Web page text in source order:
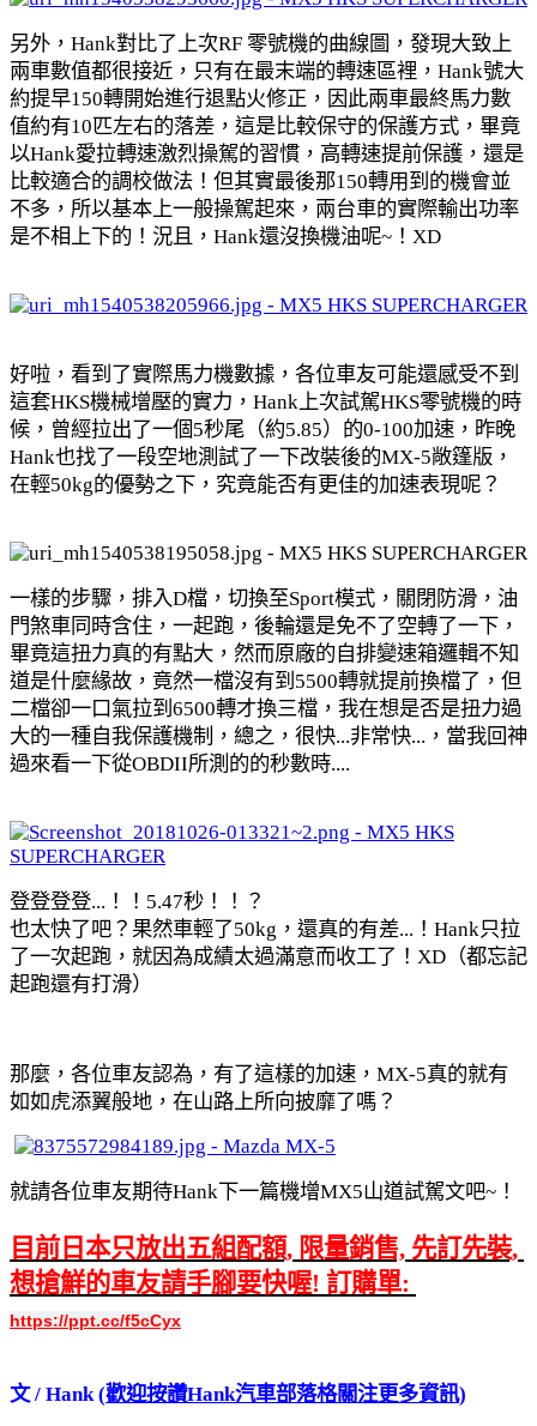
另外，Hank對比了上次RF 零號機的曲線圖，發現大致上
兩車數值都很接近，只有在最末端的轉速區裡，Hank號大
約提早150轉開始進行退點火修正，因此兩車最終馬力數
值約有10匹左右的落差，這是比較保守的保護方式，畢竟
以Hank愛拉轉速激烈操駕的習慣，高轉速提前保護，還是
比較適合的調校做法！但其實最後那150轉用到的機會並
不多，所以基本上一般操駕起來，兩台車的實際輸出功率
是不相上下的！況且，Hank還沒換機油呢~！XD
好啦，看到了實際馬力機數據，各位車友可能還感受不到
這套HKS機械增壓的實力，Hank上次試駕HKS零號機的時
候，曾經拉出了一個5秒尾（約5.85）的0-100加速，昨晚
Hank也找了一段空地測試了一下改裝後的MX-5敞篷版，
在輕50kg的優勢之下，究竟能否有更佳的加速表現呢？
一樣的步驟，排入D檔，切換至Sport模式，關閉防滑，油
門煞車同時含住，一起跑，後輪還是免不了空轉了一下，
畢竟這扭力真的有點大，然而原廠的自排變速箱邏輯不知
道是什麼緣故，竟然一檔沒有到5500轉就提前換檔了，但
二檔卻一口氣拉到6500轉才換三檔，我在想是否是扭力過
大的一種自我保護機制，總之，很快...非常快...，當我回神
過來看一下從OBDII所測的的秒數時....
登登登登...！！5.47秒！！？
也太快了吧？果然車輕了50kg，還真的有差...！Hank只拉
了一次起跑，就因為成績太過滿意而收工了！XD（都忘記
起跑還有打滑）
那麼，各位車友認為，有了這樣的加速，MX-5真的就有
如如虎添翼般地，在山路上所向披靡了嗎？
就請各位車友期待Hank下一篇機增MX5山道試駕文吧~！
目前日本只放出五組配額, 限量銷售, 先訂先裝,
https://ppt.cc/f5cCyx
文 / Hank (歡迎按讚Hank汽車部落格關注更多資訊)